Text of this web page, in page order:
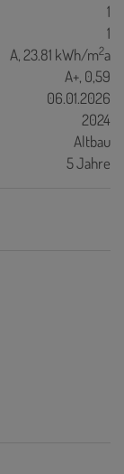
1
1
A, 23.81 kWh/m2a
A+, 0,59
06.01.2026
2024
Altbau
5 Jahre